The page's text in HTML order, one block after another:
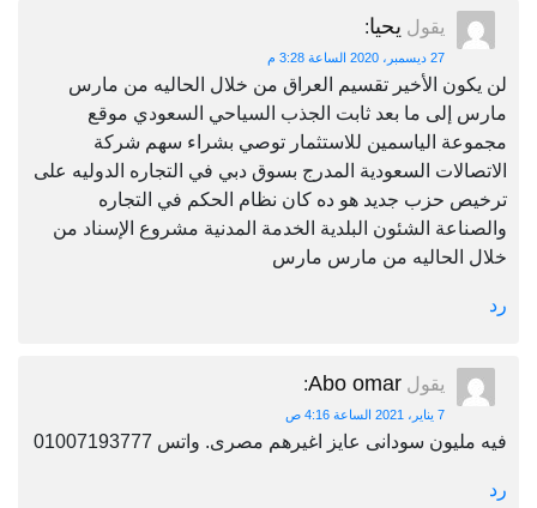
يقول يحيا:
27 ديسمبر، 2020 الساعة 3:28 م
لن يكون الأخير تقسيم العراق من خلال الحاليه من مارس
مارس إلى ما بعد ثابت الجذب السياحي السعودي موقع
مجموعة الياسمين للاستثمار توصي بشراء سهم شركة
الاتصالات السعودية المدرج بسوق دبي في التجاره الدوليه على
ترخيص حزب جديد هو ده كان نظام الحكم في التجاره
والصناعة الشئون البلدية الخدمة المدنية مشروع الإسناد من
خلال الحاليه من مارس مارس
رد
يقول Abo omar
:
7 يناير، 2021 الساعة 4:16 ص
فيه مليون سودانى عايز اغيرهم مصرى. واتس 01007193777
رد